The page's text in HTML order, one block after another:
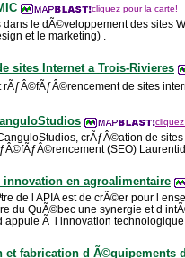
cliquez pour la carte!
le dÃ©veloppement des sites
et le marketing) .
sites Internet a Trois-Rivieres
rÃƒÂ©fÃƒÂ©rencement de sites
crÃƒÂ©ation de
(SEO)
en agroalimentaire
de l APIA est de crÃ©er pour l
du QuÃ©bec une synergie et d
appuie Ã l innovation
et fabrication d Ã©quipements